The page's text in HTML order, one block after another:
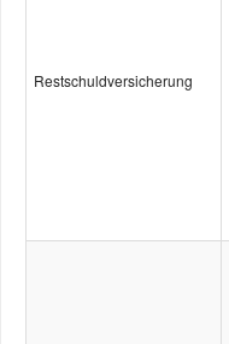
Restschuld­versicherung